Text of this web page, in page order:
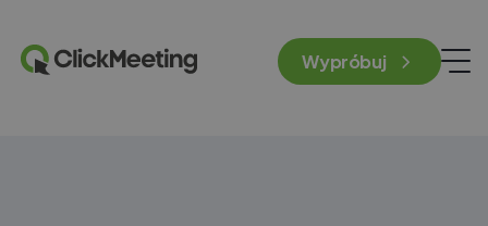
Wypróbuj